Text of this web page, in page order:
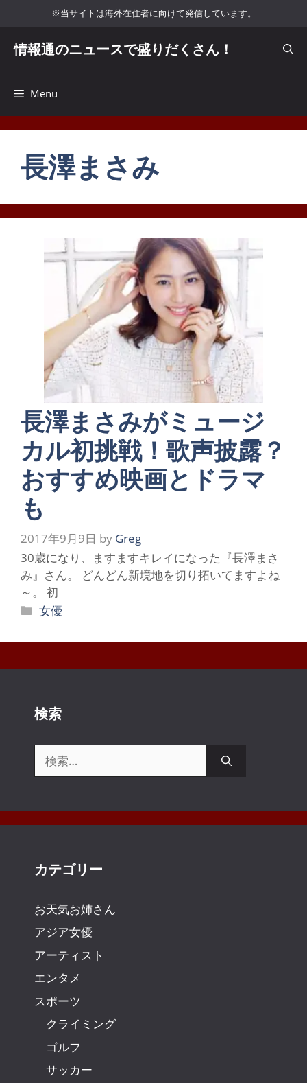
キ
※当サイトは海外在住者に向けて発信しています。
情報通のニュースで盛りだくさん！
Menu
長澤まさみ
長澤まさみがミュージ
カル初挑戦！歌声披露？
おすすめ映画とドラマ
も
2017年9月9日 by Greg
30歳になり、ますますキレイになった『長澤まさ
み』さん。 どんどん新境地を切り拓いてますよね
～。 初
カ
ゴ
女優
検索
索:
カテゴリー
お天気お姉さん
アジア女優
アーティスト
エンタメ
スポーツ
クライミング
ゴルフ
サッカー